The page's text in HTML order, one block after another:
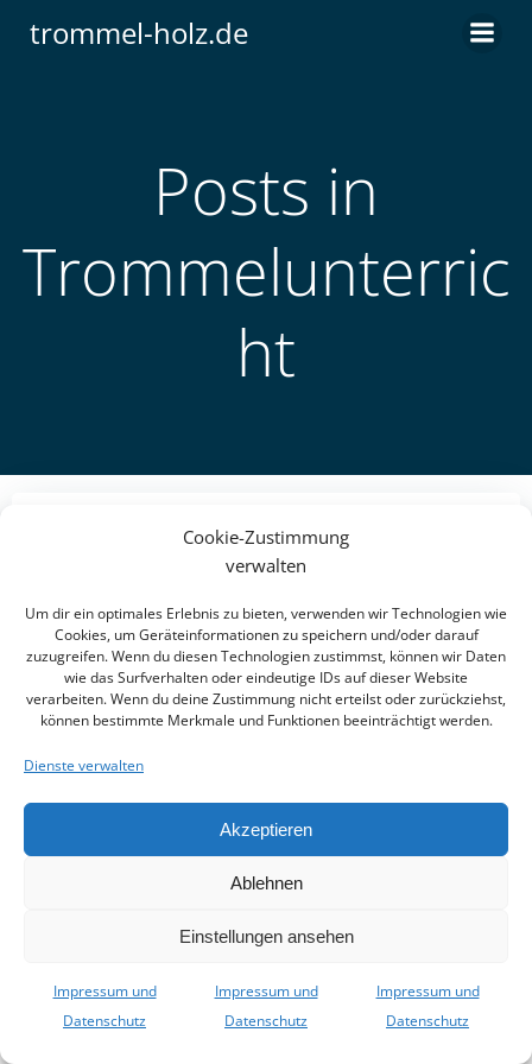
Cookie-Zustimmung
verwalten
Um dir ein optimales Erlebnis zu bieten, verwenden wir Technologien wie
Cookies, um Geräteinformationen zu speichern und/oder darauf
zuzugreifen. Wenn du diesen Technologien zustimmst, können wir Daten
wie das Surfverhalten oder eindeutige IDs auf dieser Website
verarbeiten. Wenn du deine Zustimmung nicht erteilst oder zurückziehst,
können bestimmte Merkmale und Funktionen beeinträchtigt werden.
Dienste verwalten
Akzeptieren
Ablehnen
Einstellungen ansehen
Impressum und
Datenschutz
Impressum und
Datenschutz
Impressum und
Datenschutz
trommel-holz.de
Posts in
Trommelunterric
ht
by
Meinholz
November 20, 2017
Kulturhappen aus südlichen Ländern
Eintauchen in die percussive Welt fremder
Rhythmen und Klänge, Neues probieren und
entdecken in folgenden Kurzworkshops […]
0
© 2026 trommel-holz.de. Created for free using